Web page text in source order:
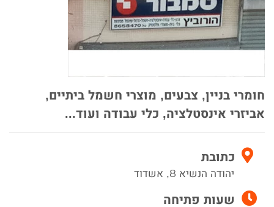
שירות ואחריות
צור קשר
חומרי בניין, צבעים, מוצרי חשמל ביתיים,
אביזרי אינסטלציה, כלי עבודה ועוד...
כתובת
יהודה הנשיא 8, אשדוד
שעות פתיחה